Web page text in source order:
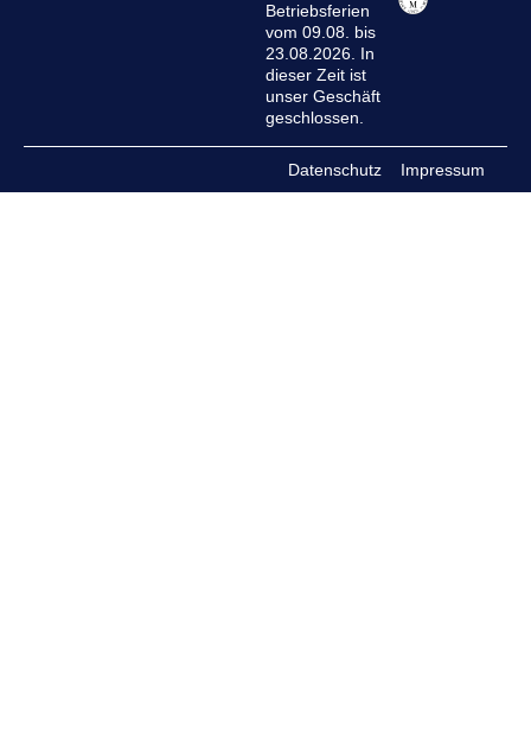
Betriebsferien
vom 09.08. bis
23.08.2026. In
dieser Zeit ist
unser Geschäft
geschlossen.
Datenschutz Impressum